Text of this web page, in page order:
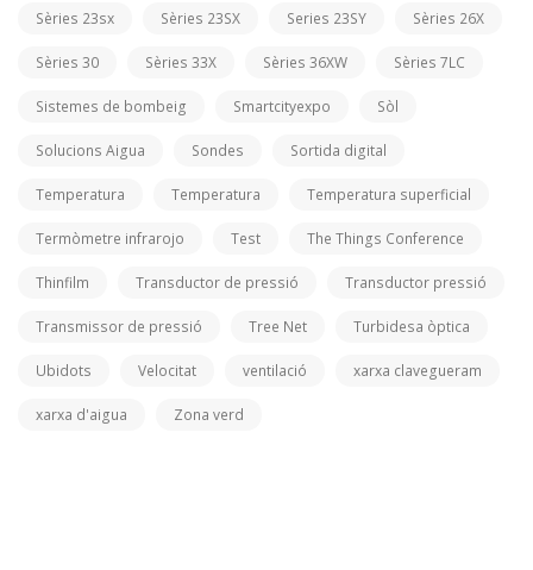
Sèries 23sx Sèries 23SX Series 23SY Sèries 26X
Sèries 30 Sèries 33X Sèries 36XW Sèries 7LC
Sistemes de bombeig Smartcityexpo Sòl
Solucions Aigua Sondes Sortida digital
Temperatura Temperatura Temperatura superficial
Termòmetre infrarojo Test The Things Conference
Thinfilm Transductor de pressió Transductor pressió
Transmissor de pressió Tree Net Turbidesa òptica
Ubidots Velocitat ventilació xarxa clavegueram
xarxa d'aigua Zona verd